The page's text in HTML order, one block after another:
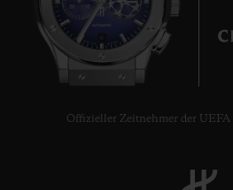
Offizieller Zeitnehmer der UEFA